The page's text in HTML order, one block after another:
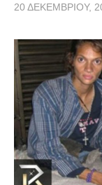
20 ΔΕΚΕΜΒΡΊΟΥ,